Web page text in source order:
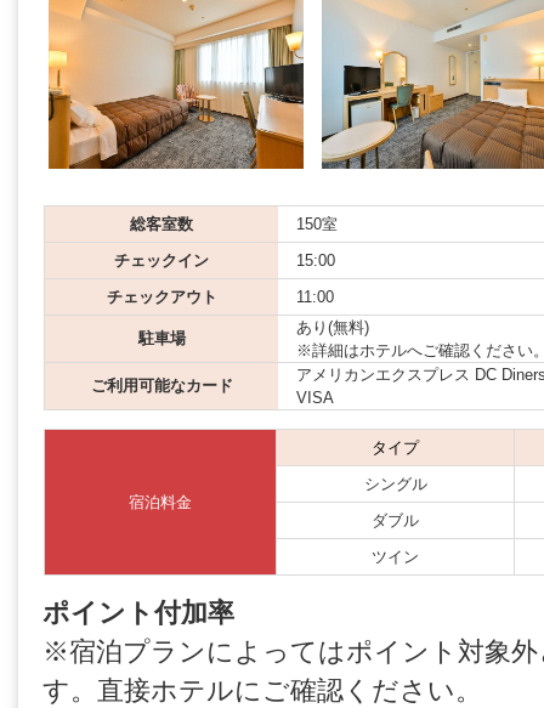
総客室数
150室
チェックイン
15:00
チェックアウト
11:00
駐車場
あり(無料)
※詳細はホテルへご確認ください
ご利用可能なカード
アメリカンエクスプレス DC
VISA
宿泊料金
タイプ
シングル
ダブル
ツイン
ポイント付加率
※宿泊プランによってはポイント対象
す。直接ホテルにご確認ください。